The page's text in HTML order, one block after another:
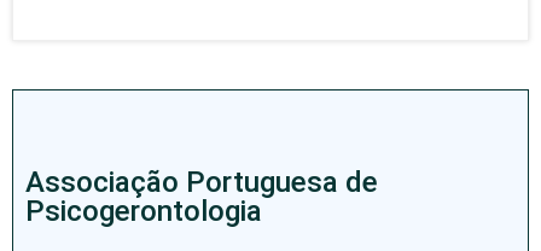
Associação Portuguesa de
Psicogerontologia